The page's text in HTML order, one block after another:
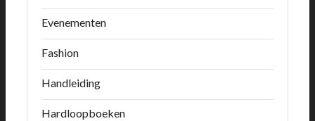
Evenementen
Fashion
Handleiding
Hardloopboeken